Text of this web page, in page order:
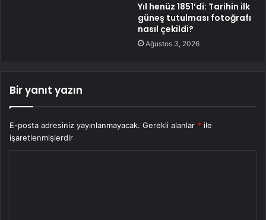
Yıl henüz 1851’di: Tarihin ilk
güneş tutulması fotoğrafı
nasıl çekildi?
Ağustos 3, 2026
Bir yanıt yazın
E-posta adresiniz yayınlanmayacak. Gerekli alanlar * ile
işaretlenmişlerdir